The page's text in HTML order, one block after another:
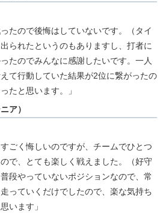
たので後悔はしていないです。（タイ
られたというのもありますし、打者に
たのでみんなに感謝したいです。一人
て行動していた結果が2位に繋がったの
たと思います。」
ア）
ごく悔しいのですが、チームでひとつ
で、とても楽しく戦えました。（好守
段やっていないポジションなので、常
っていくだけでしたので、楽な気持ち
います」